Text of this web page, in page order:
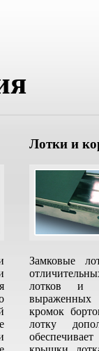
Лотки и
Замковые
лотков и
кромок
лотку